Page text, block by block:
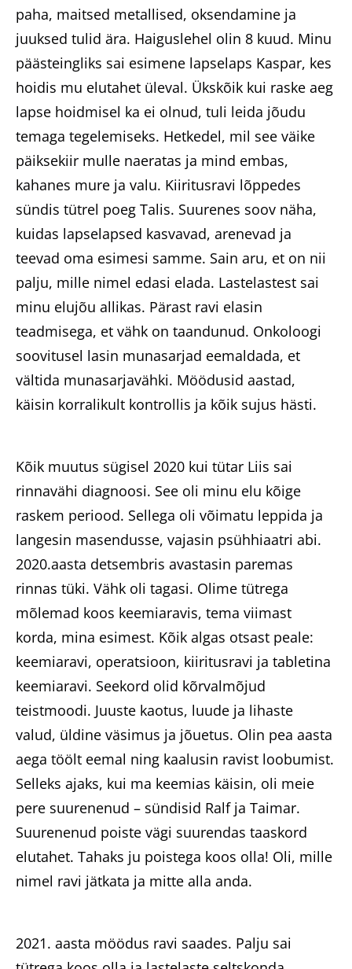
paha, maitsed metallised, oksendamine ja
juuksed tulid ära. Haiguslehel olin 8 kuud. Minu
päästeingliks sai esimene lapselaps Kaspar, kes
hoidis mu elutahet üleval. Ükskõik kui raske aeg
lapse hoidmisel ka ei olnud, tuli leida jõudu
temaga tegelemiseks. Hetkedel, mil see väike
päiksekiir mulle naeratas ja mind embas,
kahanes mure ja valu. Kiiritusravi lõppedes
sündis tütrel poeg Talis. Suurenes soov näha,
kuidas lapselapsed kasvavad, arenevad ja
teevad oma esimesi samme. Sain aru, et on nii
palju, mille nimel edasi elada. Lastelastest sai
minu elujõu allikas. Pärast ravi elasin
teadmisega, et vähk on taandunud. Onkoloogi
soovitusel lasin munasarjad eemaldada, et
vältida munasarjavähki. Möödusid aastad,
käisin korralikult kontrollis ja kõik sujus hästi.
Kõik muutus sügisel 2020 kui tütar Liis sai
rinnavähi diagnoosi. See oli minu elu kõige
raskem periood. Sellega oli võimatu leppida ja
langesin masendusse, vajasin psühhiaatri abi.
2020.aasta detsembris avastasin paremas
rinnas tüki. Vähk oli tagasi. Olime tütrega
mõlemad koos keemiaravis, tema viimast
korda, mina esimest. Kõik algas otsast peale:
keemiaravi, operatsioon, kiiritusravi ja tabletina
keemiaravi. Seekord olid kõrvalmõjud
teistmoodi. Juuste kaotus, luude ja lihaste
valud, üldine väsimus ja jõuetus. Olin pea aasta
aega töölt eemal ning kaalusin ravist loobumist.
Selleks ajaks, kui ma keemias käisin, oli meie
pere suurenenud – sündisid Ralf ja Taimar.
Suurenenud poiste vägi suurendas taaskord
elutahet. Tahaks ju poistega koos olla! Oli, mille
nimel ravi jätkata ja mitte alla anda.
2021. aasta möödus ravi saades. Palju sai